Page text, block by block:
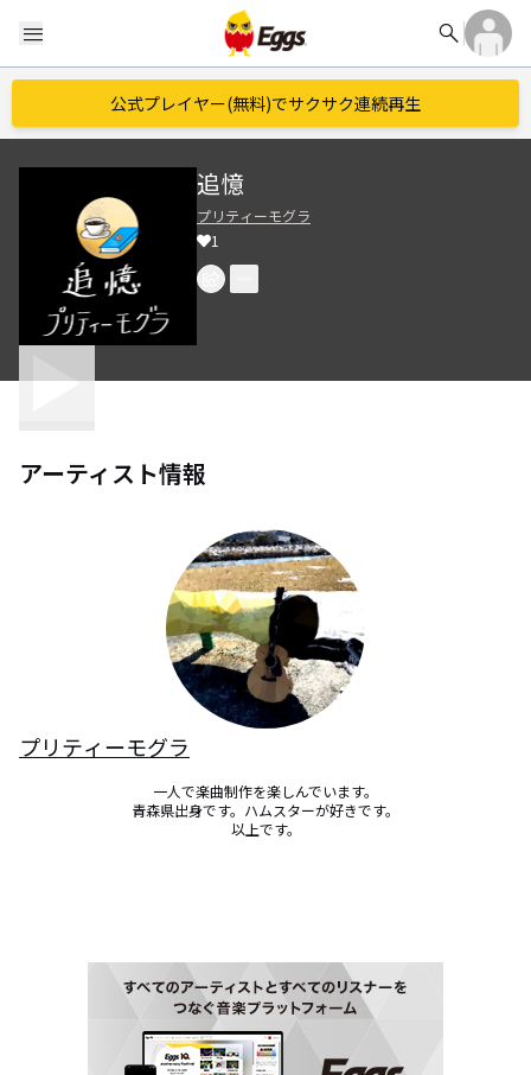
menu search
公式プレイヤー(無料)でサクサク連続再生
追憶
プリティーモグラ
1
アーティスト情報
プリティーモグラ
一人で楽曲制作を楽しんでいます。
青森県出身です。ハムスターが好きです。
以上です。